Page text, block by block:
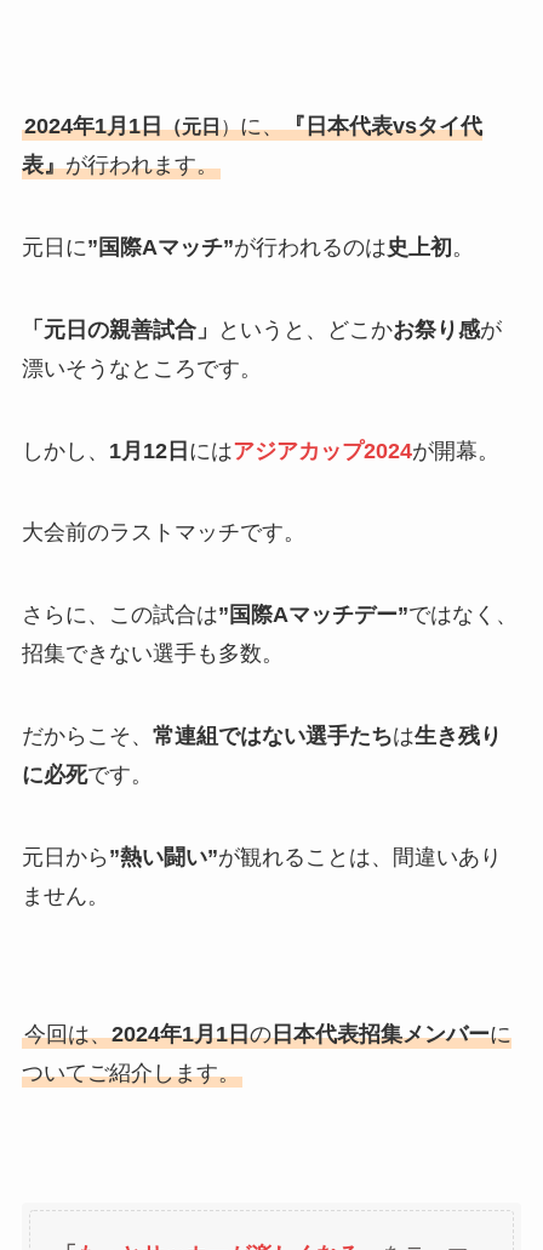
2024年1月1日（元日）に、『日本代表vsタイ代
表』が行われます。
元日に”国際Aマッチ”が行われるのは史上初。
「元日の親善試合」 というと、どこかお祭り感が
漂いそうなところです。
しかし、 1月12日 にはアジアカップ2024が開幕。
大会前のラストマッチです。
さらに、この試合は”国際Aマッチデー”ではなく、
招集できない選手も多数。
だからこそ、 常連組ではない選手たちは生き残り
に必死です。
元日から ”熱い闘い”が観れることは、間違いあり
ません。
今回は、2024年1月1日の日本代表招集メンバーに
ついてご紹介します。